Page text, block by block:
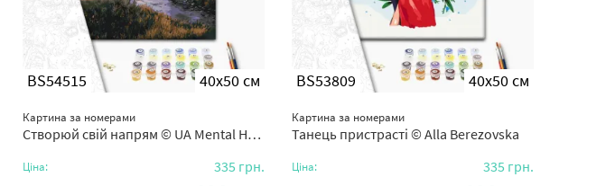
BS54515 40x50 см
Картина за номерами
Створюй свій напрям © UA Mental Help
Ціна: 335 грн.
BS53809 40x50 см
Картина за номерами
Танець пристрасті © Alla Berezovska
Ціна: 335 грн.